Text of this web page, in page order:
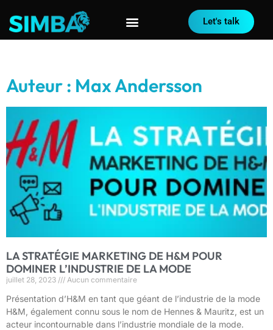
Let's talk
Auteur : Max Andersson
LA STRATÉGIE MARKETING DE H&M POUR
DOMINER L’INDUSTRIE DE LA MODE
juillet 28, 2023 Aucun commentaire
Présentation d’H&M en tant que géant de l’industrie de la mode
H&M, également connu sous le nom de Hennes & Mauritz, est un
acteur incontournable dans l’industrie mondiale de la mode.